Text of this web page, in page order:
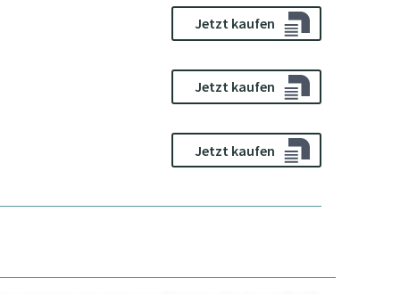
Jetzt kaufen
Jetzt kaufen
Jetzt kaufen